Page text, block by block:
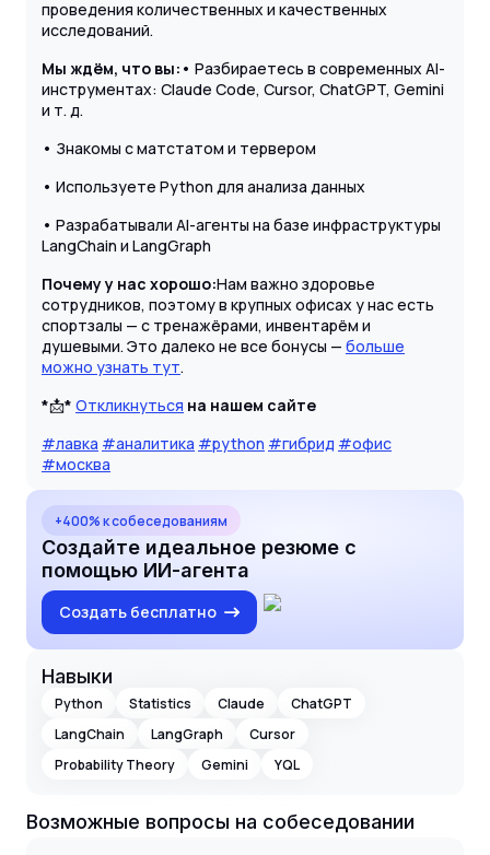
проведения количественных и качественных
исследований.
Мы ждём, что вы: • Разбираетесь в современных AI-
инструментах: Claude Code, Cursor, ChatGPT, Gemini
и т. д.
• Знакомы с матстатом и тервером
• Используете Python для анализа данных
• Разрабатывали AI-агенты на базе инфраструктуры
LangChain и LangGraph
Почему у нас хорошо:Нам важно здоровье
сотрудников, поэтому в крупных офисах у нас есть
спортзалы — с тренажёрами, инвентарём и
душевыми. Это далеко не все бонусы — больше
можно узнать тут.
*📩* Откликнуться на нашем сайте
#лавка #аналитика #python #гибрид #офис
#москва
+400% к собеседованиям
Создайте идеальное резюме с
помощью ИИ-агента
Создать бесплатно
Навыки
Python Statistics Claude
ChatGPT
LangChain
LangGraph
Cursor
Probability Theory
Gemini YQL
Возможные вопросы на собеседовании